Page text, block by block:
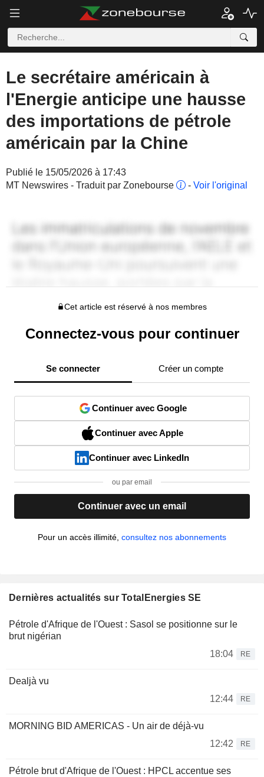
Le secrétaire américain à
l'Energie anticipe une hausse
des importations de pétrole
américain par la Chine
Publié le 15/05/2026 à 17:43
MT Newswires - Traduit par Zonebourse
- Voir l'original
Cet article est réservé à nos membres
Connectez-vous pour continuer
Se connecter Créer un compte
Continuer avec Google
Continuer avec Apple
Continuer avec LinkedIn
ou par email
Continuer avec un email
Pour un accès illimité, consultez nos abonnements
Dernières actualités sur TotalEnergies SE
Pétrole d'Afrique de l'Ouest : Sasol se positionne sur le
brut nigérian
18:04
RE
Dealjà vu
12:44
RE
MORNING BID AMERICAS - Un air de déjà-vu
12:42
RE
Pétrole brut d'Afrique de l'Ouest : HPCL accentue ses